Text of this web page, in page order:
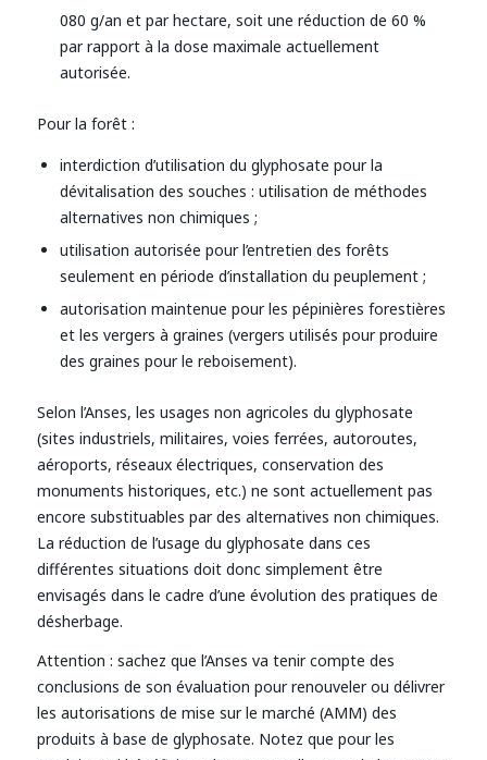
080 g/an et par hectare, soit une réduction de 60 %
par rapport à la dose maximale actuellement
autorisée.
Pour la forêt :
interdiction d’utilisation du glyphosate pour la
dévitalisation des souches : utilisation de méthodes
alternatives non chimiques ;
utilisation autorisée pour l’entretien des forêts
seulement en période d’installation du peuplement ;
autorisation maintenue pour les pépinières forestières
et les vergers à graines (vergers utilisés pour produire
des graines pour le reboisement).
Selon l’Anses, les usages non agricoles du glyphosate
(sites industriels, militaires, voies ferrées, autoroutes,
aéroports, réseaux électriques, conservation des
monuments historiques, etc.) ne sont actuellement pas
encore substituables par des alternatives non chimiques.
La réduction de l’usage du glyphosate dans ces
différentes situations doit donc simplement être
envisagés dans le cadre d’une évolution des pratiques de
désherbage.
Attention : sachez que l’Anses va tenir compte des
conclusions de son évaluation pour renouveler ou délivrer
les autorisations de mise sur le marché (AMM) des
produits à base de glyphosate. Notez que pour les